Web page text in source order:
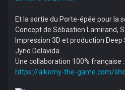
Et la sortie du Porte-épée pour la
Concept de Sébastien Lamirand,
Impression 3D et production
Jyrio Delavida
Une collaboration 100% française
https://alkemy-the-game.com/